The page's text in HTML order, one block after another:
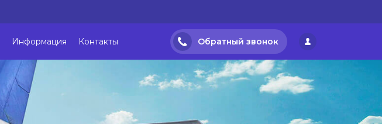
Информация Контакты Обратный звонок